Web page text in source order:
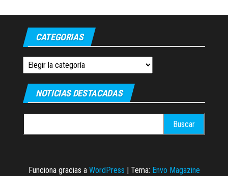
CATEGORIAS
Categorias
NOTICIAS DESTACADAS
Funciona gracias a WordPress | Tema: Envo Magazine